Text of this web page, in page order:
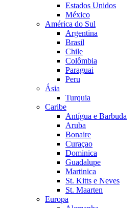
Estados Unidos
México
América do Sul
Argentina
Brasil
Chile
Colômbia
Paraguai
Peru
Ásia
Turquia
Caribe
Antígua e Barbuda
Aruba
Bonaire
Curaçao
Dominica
Guadalupe
Martinica
St. Kitts e Neves
St. Maarten
Europa